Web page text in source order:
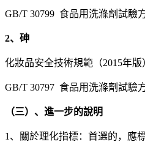
GB/T 30799 食品用洗滌劑試驗
2、砷
化妝品安全技術規範（2015年版
GB/T 30797 食品用洗滌劑試驗
（三）、進一步的說明
1、關於理化指標：首選的，應